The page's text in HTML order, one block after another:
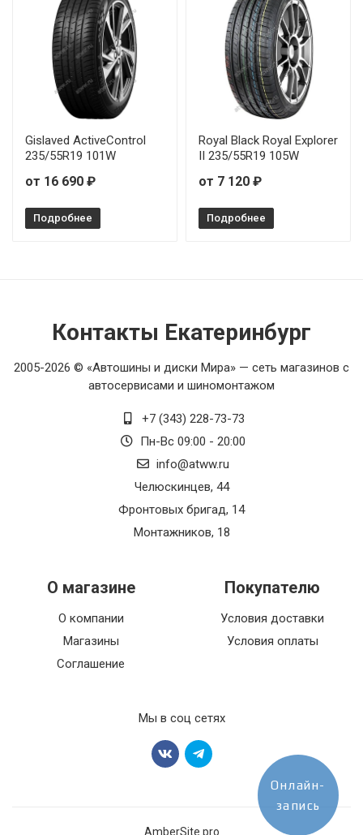
Gislaved ActiveControl
235/55R19 101W
от 16 690 ₽
Подробнее
Royal Black Royal Explorer
II 235/55R19 105W
от 7 120 ₽
Подробнее
Контакты Екатеринбург
2005-2026 © «Автошины и диски Мира» — сеть магазинов с
автосервисами и шиномонтажом
+7 (343) 228-73-73
Пн-Вс 09:00 - 20:00
info@atww.ru
Челюскинцев, 44
Фронтовых бригад, 14
Монтажников, 18
О магазине
О компании
Магазины
Соглашение
Покупателю
Условия доставки
Условия оплаты
Мы в соц сетях
AmberSite.pro
Онлайн-
запись